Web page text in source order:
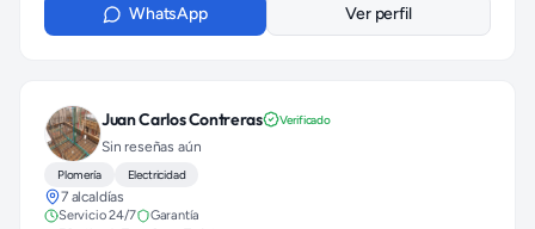
WhatsApp Ver perfil
Juan Carlos Contreras Verificado
Sin reseñas aún
Plomería Electricidad
7 alcaldías
Servicio 24/7
Garantía